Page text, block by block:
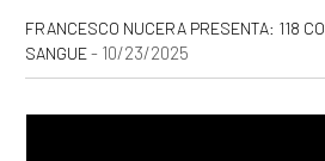
[30]Storie delle
Il risveglio della
FRANCESCO NUCERA PRESENTA: 118
SANGUE- 10/23/2025